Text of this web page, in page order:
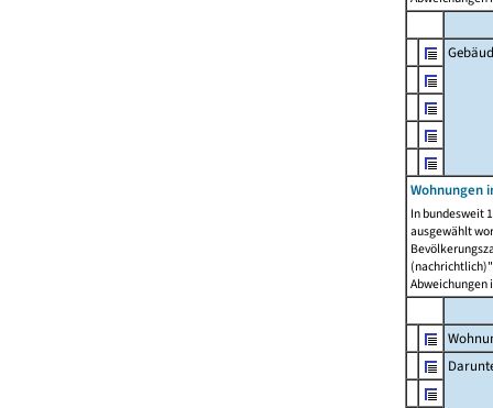
Wohnungen
In bundesweit
ausgewählt
Abweichungen